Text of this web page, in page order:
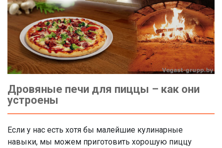
Дровяные печи для пиццы – как они
устроены
Если у нас есть хотя бы малейшие кулинарные
навыки, мы можем приготовить хорошую пиццу